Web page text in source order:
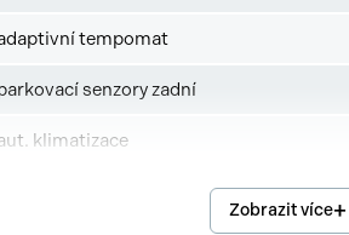
tempomat
senzory zadní
klimatizace
Zobrazit více